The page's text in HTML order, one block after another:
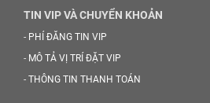
TIN VIP VÀ CHUYỂN KHOẢN
- PHÍ ĐĂNG TIN VIP
- MÔ TẢ VỊ TRÍ ĐẶT VIP
- THÔNG TIN THANH TOÁN